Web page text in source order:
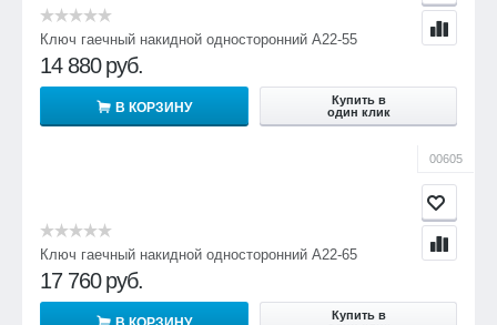
Ключ гаечный накидной односторонний А22-55
14 880 руб.
В КОРЗИНУ
Купить в
один клик
00605
Ключ гаечный накидной односторонний А22-65
17 760 руб.
Купить в